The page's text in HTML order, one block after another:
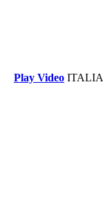
Play Video ITALIA